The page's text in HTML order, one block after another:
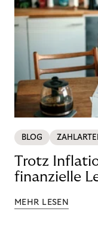
BLOG
Trotz
finanzielle
MEHR LESEN